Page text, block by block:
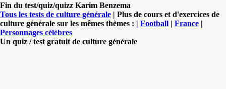
Fin du test/quiz/quizz Karim Benzema
Tous les tests de culture générale | Plus de cours et d'exercices de
culture générale sur les mêmes thèmes : | Football | France |
Personnages célèbres
Un quiz / test gratuit de culture générale